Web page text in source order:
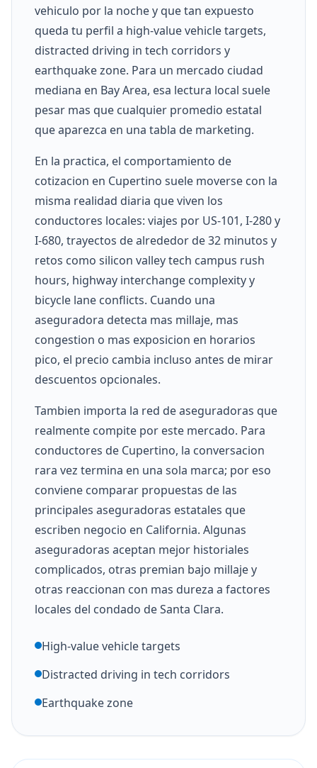
vehiculo por la noche y que tan expuesto
queda tu perfil a high-value vehicle targets,
distracted driving in tech corridors y
earthquake zone. Para un mercado ciudad
mediana en Bay Area, esa lectura local suele
pesar mas que cualquier promedio estatal
que aparezca en una tabla de marketing.
En la practica, el comportamiento de
cotizacion en Cupertino suele moverse con la
misma realidad diaria que viven los
conductores locales: viajes por US-101, I-280 y
I-680, trayectos de alrededor de 32 minutos y
retos como silicon valley tech campus rush
hours, highway interchange complexity y
bicycle lane conflicts. Cuando una
aseguradora detecta mas millaje, mas
congestion o mas exposicion en horarios
pico, el precio cambia incluso antes de mirar
descuentos opcionales.
Tambien importa la red de aseguradoras que
realmente compite por este mercado. Para
conductores de Cupertino, la conversacion
rara vez termina en una sola marca; por eso
conviene comparar propuestas de las
principales aseguradoras estatales que
escriben negocio en California. Algunas
aseguradoras aceptan mejor historiales
complicados, otras premian bajo millaje y
otras reaccionan con mas dureza a factores
locales del condado de Santa Clara.
High-value vehicle targets
Distracted driving in tech corridors
Earthquake zone